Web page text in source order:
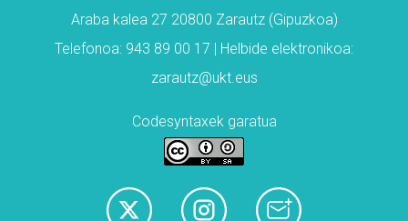
Araba kalea 27 20800 Zarautz (Gipuzkoa)
Telefonoa: 943 89 00 17 | Helbide elektronikoa:
zarautz@ukt.eus
Codesyntaxek garatua